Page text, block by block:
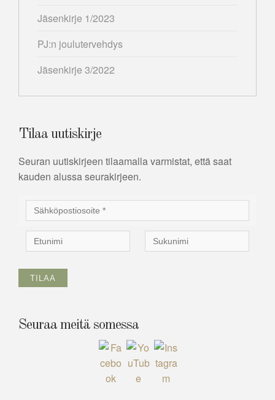
Jäsenkirje 1/2023
PJ:n joulutervehdys
Jäsenkirje 3/2022
Tilaa uutiskirje
Seuran uutiskirjeen tilaamalla varmistat, että saat
kauden alussa seurakirjeen.
Seuraa meitä somessa